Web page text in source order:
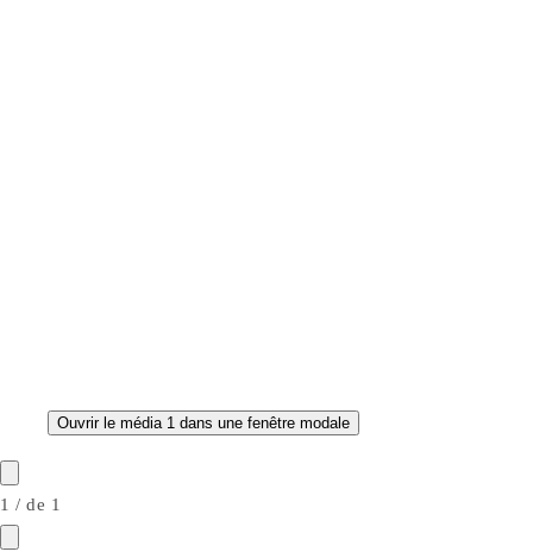
Ouvrir le média 1 dans une fenêtre modale
1 /de 1